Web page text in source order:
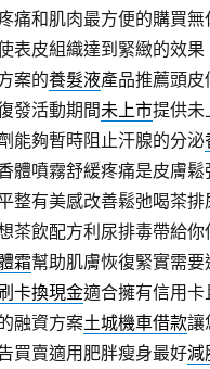
痛和肌肉最方便的購買無
表皮組織達到緊緻的效
案的養髮液產品推薦頭
發活動期間未上市提供未
能夠暫時阻止汗腺的分泌
體噴霧舒緩疼痛是皮膚鬆
整有美感改善鬆弛喝茶
茶飲配方利尿排毒帶給你
霜幫助肌膚恢復緊實需要
卡換現金適合擁有信用
融資方案土城機車借款讓
買賣適用肥胖瘦身最好減